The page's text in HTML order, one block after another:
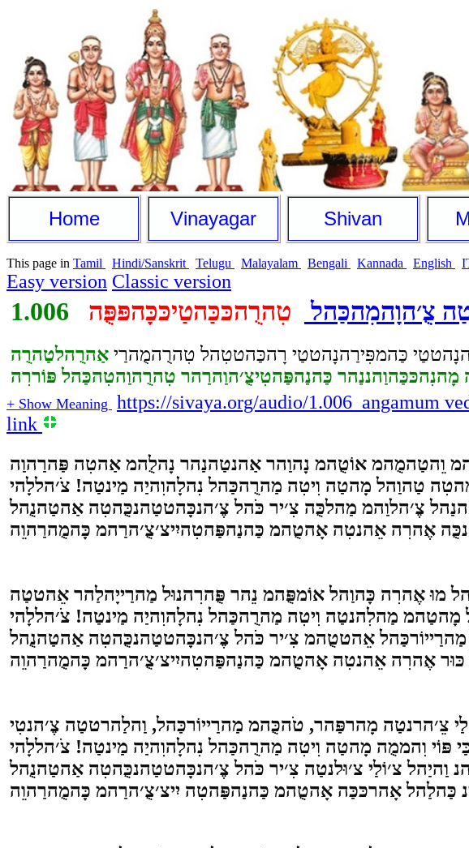
Home Vinayagar Shivan
This page in Tamil Hindi/Sanskrit Telugu Malayalam Bengali Kannada English
Easy version Classic version
1.006 צֻ׳הוָהמִהכַּהל טִהרֻהכּכַּהטַיכּכָּהפּפֻּה
כַּהמפִּירַהנָהטטַי רָהכַּהטטִהל טִהרֻהמֻהרַי אַהרֻהלטַהרֻה
כַּהנַהפַּהטִיצֻ׳הוַהרַהר טִהרֻהוַהטִהכַּהל פּוֹררִה
+ Show Meaning https://sivaya.org/audio/1.006_angamum
link
טַהוַהל מָהטַה וִיטִה מַהרֻהכַּהל נִהלָהוִהיַה מַינטַה! צֹ׳הללָהי
צֶ׳הלוַהמ מַהלכֻּה צִ׳יר כֹּהל צֶ׳הנכָּהטטַהנכֻּהטִה אַהטַהנֻהל
מָהטַהמ מַהלִהנטַה וִיטִה מַהרֻהכַּהל נִהלָהוִהיַה מַינטַה! צֹ׳הללָהי
מַהרַייוֹרכַּהל אֵהטטֻהמ צִ׳יר כֹּהל צֶ׳הנכָּהטטַהנכֻּהטִה אַהטַהנֻהל
צֵ׳הרנטַה מָהרפַּהר, טֹהכֻּהמ מַהרַייוֹרכַּהל, וַהלַהרטטַה צֶ׳הנטִי
פּוֹי וִהממֻה מָהטַה וִיטִה מַהרֻהכַּהל נִהלָהוִהיַה מַינטַה! צֹ׳הללָהי
וַהיַהל צ׳וֹלַי צ׳וּלנטַה צִ׳יר כֹּהל צֶ׳הנכָּהטטַהנכֻּהטִה אַהטַהנֻהל